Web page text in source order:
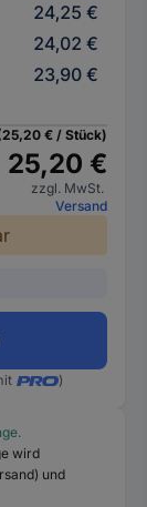
24,25 €
24,02 €
23,90 €
€ / Stück)
25,20 €
zzgl. MwSt.
Versand
)
wird
und